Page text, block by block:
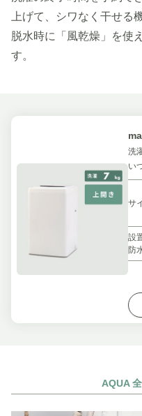
上げて、シワなく干せる
脱水時に「風乾燥」を使
す。
洗
い
サ
設
防
AQUA